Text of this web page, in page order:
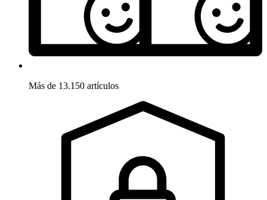
Más de 13.150 artículos